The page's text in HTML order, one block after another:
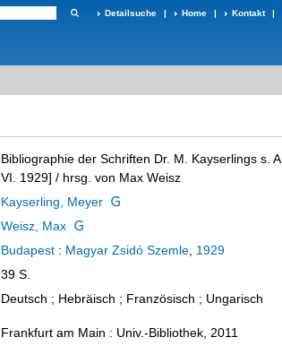
Detailsuche | Home | Kontakt |
Bibliographie der Schriften Dr. M. Kayserlings s. A.
VI. 1929] / hrsg. von Max Weisz
Kayserling, Meyer
Weisz, Max
Budapest : Magyar Zsidó Szemle 1929
39 S.
Deutsch ; Hebräisch ; Französisch ; Ungarisch
Frankfurt am Main : Univ.-Bibliothek, 2011